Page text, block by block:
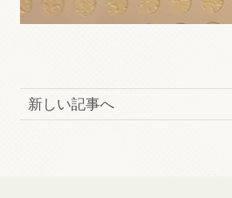
新しい記事へ